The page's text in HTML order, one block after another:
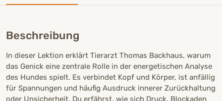
Beschreibung
In dieser Lektion erklärt Tierarzt Thomas Backhaus, warum
das Genick eine zentrale Rolle in der energetischen Analyse
des Hundes spielt. Es verbindet Kopf und Körper, ist anfällig
für Spannungen und häufig Ausdruck innerer Zurückhaltung
oder Unsicherheit. Du erfährst, wie sich Druck, Blockaden